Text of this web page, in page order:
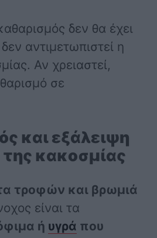
δεν θα έχει
αντιμετωπιστεί η
Αν χρειαστεί,
σε
και εξάλειψη
κακοσμίας
τροφών και βρωμιά
είναι τα
ή υγρά που